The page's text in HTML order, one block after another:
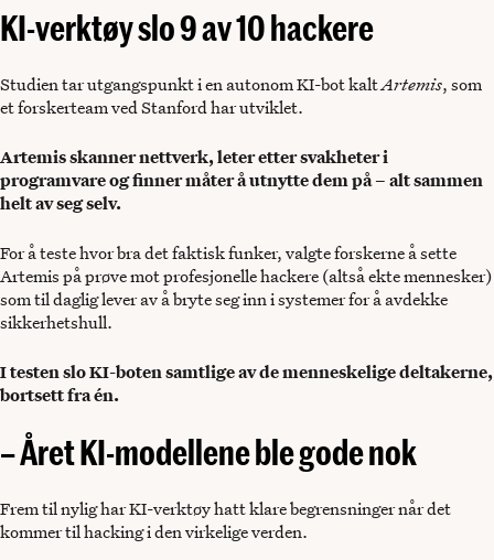
KI-verktøy slo 9 av 10 hackere
Studien tar utgangspunkt i en autonom KI-bot kaltArtemis, som
et forskerteam ved Stanford har utviklet.
Artemis skanner nettverk, leter etter svakheter i
programvare og finner måter å utnytte dem på – alt sammen
helt av seg selv.
For å teste hvor bra det faktisk funker, valgte forskerne å sette
Artemis på prøve mot profesjonelle hackere (altså ekte mennesker)
som til daglig lever av å bryte seg inn i systemer for å avdekke
sikkerhetshull.
I testen slo KI-boten samtlige av de menneskelige deltakerne,
bortsett fra én.
– Året KI-modellene ble gode nok
Frem til nylig har KI-verktøy hatt klare begrensninger når det
kommer til hacking i den virkelige verden.